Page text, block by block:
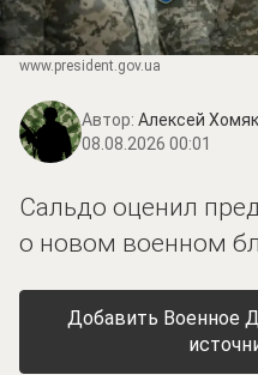
www.prеsidеnt.gоv.uа
Автор: Алексей
08.08.2026 00:01
Сальдо оценил
о новом военном
Добавить Военное